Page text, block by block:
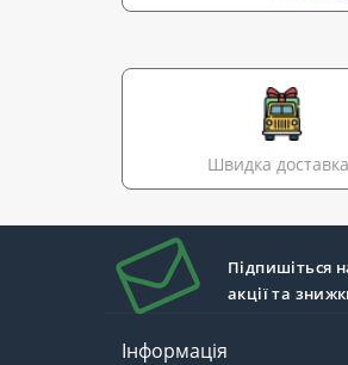
Швидка доставка
Підпишіться
акції та
Інформація